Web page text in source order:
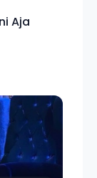
Aja